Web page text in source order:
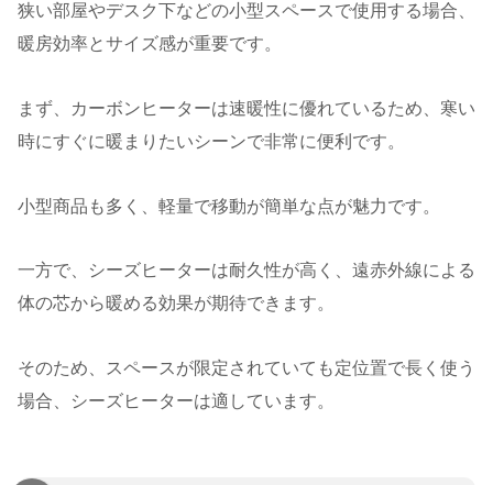
狭い部屋やデスク下などの小型スペースで使用する場合、
暖房効率とサイズ感が重要です。
まず、カーボンヒーターは速暖性に優れているため、寒い
時にすぐに暖まりたいシーンで非常に便利です。
小型商品も多く、軽量で移動が簡単な点が魅力です。
一方で、シーズヒーターは耐久性が高く、遠赤外線による
体の芯から暖める効果が期待できます。
そのため、スペースが限定されていても定位置で長く使う
場合、シーズヒーターは適しています。